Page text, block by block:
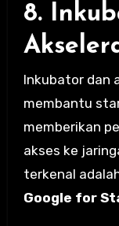
8.
Inkubator dan
membantu
memberikan
akses ke
terkenal
Google for